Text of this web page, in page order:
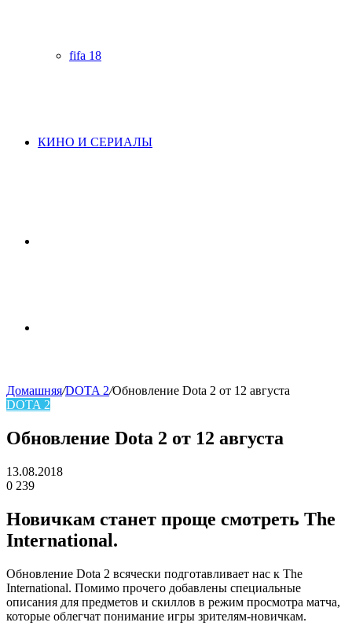
fifa 18
КИНО И СЕРИАЛЫ
skin
Домашняя/DOTA 2/Обновление Dota 2 от 12 августа
DOTA 2
Обновление Dota 2 от 12 августа
13.08.2018
0 239
Новичкам станет проще смотреть The
International.
Обновление Dota 2 всячески подготавливает нас к The
International. Помимо прочего добавлены специальные
описания для предметов и скиллов в режим просмотра матча,
которые облегчат понимание игры зрителям-новичкам.